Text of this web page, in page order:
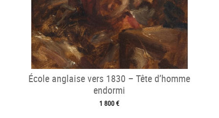
École anglaise vers 1830 – Tête d’homme
endormi
1 800 €